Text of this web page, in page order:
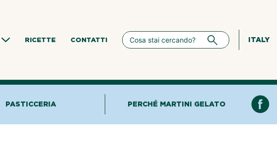
RICETTE CONTATTI ITALY
PASTICCERIA PERCHÉ MARTINI GELATO